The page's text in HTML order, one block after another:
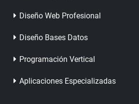
Diseño Web Profesional
Diseño Bases Datos
Programación Vertical
Aplicaciones Especializadas